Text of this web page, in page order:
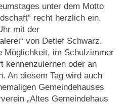
(Уккермарк)
مرحبًا بكم
(Uckermark)
unter dem Motto
recht herzlich ein.
mit der
von Detlef Schwarz.
Möglichkeit, im Schulzimmer
kennenzulernen oder an
An diesem Tag wird auch
Gemeindehauses
„Altes Gemeindehaus